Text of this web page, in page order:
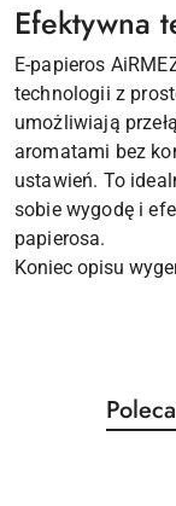
Efektywna
E-papieros
technologii z
umożliwiają
aromatami bez
ustawień. To
sobie wygodę i
papierosa.
Koniec opisu
Pomiń
o